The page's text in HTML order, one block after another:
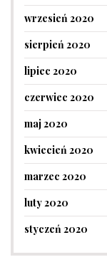
wrzesień 2020
sierpień 2020
lipiec 2020
czerwiec 2020
maj 2020
kwiecień 2020
marzec 2020
luty 2020
styczeń 2020